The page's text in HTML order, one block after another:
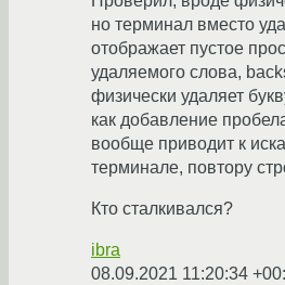
но терминал вместо
отображает пустое
удаляемого слова,
физически удаляет
как добавление
вообще приводит к
терминале, повтору
Кто сталкивался?
ibra
08.09.2021 11:20:34